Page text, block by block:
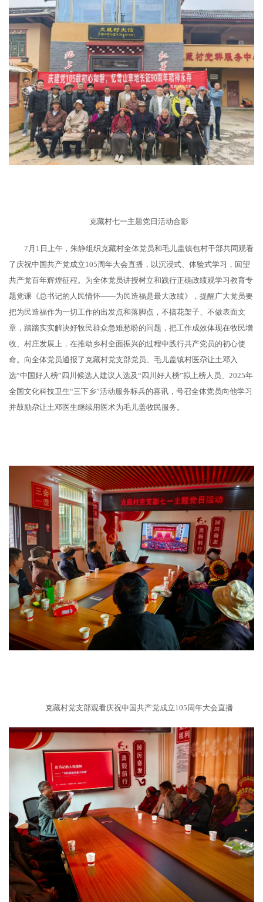
克藏村七一主题党日活动合影
7月1日上午，朱静组织克藏村全体党员和毛儿盖镇包村干部共同观看
了庆祝中国共产党成立105周年大会直播，以沉浸式、体验式学习，回望
共产党百年辉煌征程。为全体党员讲授树立和践行正确政绩观学习教育专
题党课《总书记的人民情怀——为民造福是最大政绩》，提醒广大党员要
把为民造福作为一切工作的出发点和落脚点，不搞花架子、不做表面文
章，踏踏实实解决好牧民群众急难愁盼的问题，把工作成效体现在牧民增
收、村庄发展上，在推动乡村全面振兴的过程中践行共产党员的初心使
命。向全体党员通报了克藏村党支部党员、毛儿盖镇村医尕让土邓入
选“中国好人榜”四川候选人建议人选及“四川好人榜”拟上榜人员、2025年
全国文化科技卫生“三下乡”活动服务标兵的喜讯，号召全体党员向他学习
并鼓励尕让土邓医生继续用医术为毛儿盖牧民服务。
克藏村党支部观看庆祝中国共产党成立105周年大会直播